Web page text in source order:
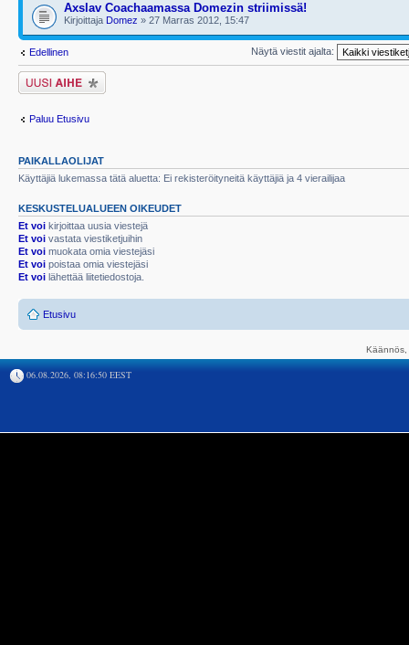
Axslav Coachaamassa Domezin striimissä!
Kirjoittaja Domez » 27 Marras 2012, 15:47
Edellinen Näytä viestit ajalta:
Lähetä uusi viesti
Paluu Etusivu
PAIKALLAOLIJAT
Käyttäjiä lukemassa tätä aluetta: Ei rekisteröityneitä käyttäjiä ja 4 vierailijaa
KESKUSTELUALUEEN OIKEUDET
Et voi kirjoittaa uusia viestejä
Et voi vastata viestiketjuihin
Et voi muokata omia viestejäsi
Et voi poistaa omia viestejäsi
Et voi lähettää liitetiedostoja.
Etusivu
06.08.2026, 08:16:50 EEST